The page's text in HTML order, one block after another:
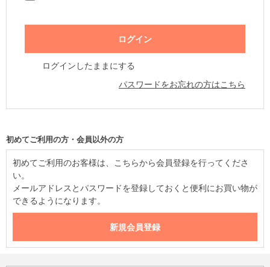
ログインしたままにする
パスワードをお忘れの方はこちら
初めてご利用の方・会員以外の方
初めてご利用のお客様は、こちらから会員登録を行ってくださ
い。
メールアドレスとパスワードを登録しておくと便利にお買い物が
できるようになります。